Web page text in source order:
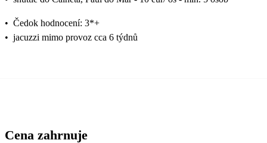
• Čedok hodnocení: 3*+
• jacuzzi mimo provoz cca 6 týdnů
Cena zahrnuje